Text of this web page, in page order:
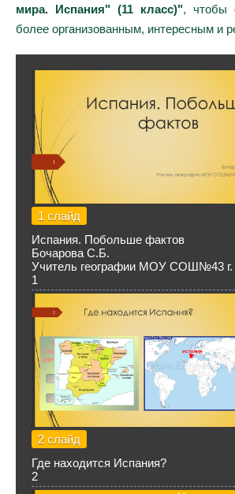
мира. Испания" (11 класс)", чтобы
более организованным, интересным и
1 слайд
Испания. Побольше фактов
Бочарова С.Б.
Учитель географии МОУ СОШ№43 г.
1
2 слайд
Где находится Испания?
2